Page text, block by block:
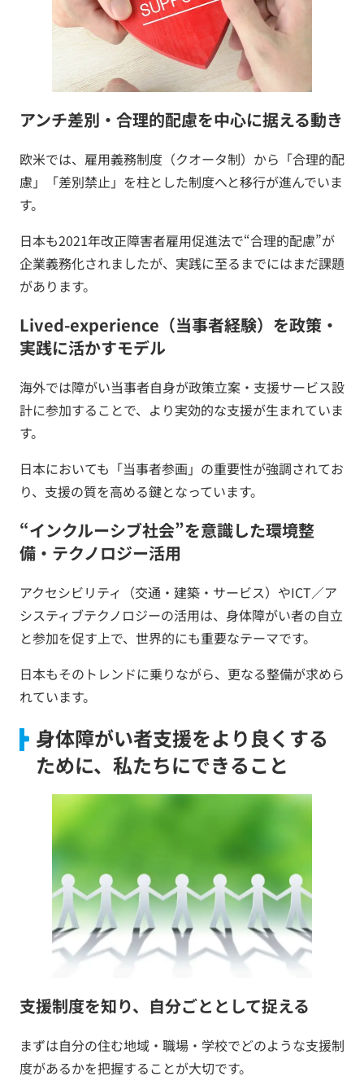
アンチ差別・合理的配慮を中心に据える動き
欧米では、雇用義務制度（クオータ制）から「合理的配
慮」「差別禁止」を柱とした制度へと移行が進んでいま
す。
日本も2021年改正障害者雇用促進法で“合理的配慮”が
企業義務化されましたが、実践に至るまでにはまだ課題
があります。
Lived-experience（当事者経験）を政策・
実践に活かすモデル
海外では障がい当事者自身が政策立案・支援サービス設
計に参加することで、より実効的な支援が生まれていま
す。
日本においても「当事者参画」の重要性が強調されてお
り、支援の質を高める鍵となっています。
“インクルーシブ社会”を意識した環境整
備・テクノロジー活用
アクセシビリティ（交通・建築・サービス）やICT／ア
システィブテクノロジーの活用は、身体障がい者の自立
と参加を促す上で、世界的にも重要なテーマです。
日本もそのトレンドに乗りながら、更なる整備が求めら
れています。
身体障がい者支援をより良くする
ために、私たちにできること
支援制度を知り、自分ごととして捉える
まずは自分の住む地域・職場・学校でどのような支援制
度があるかを把握することが大切です。